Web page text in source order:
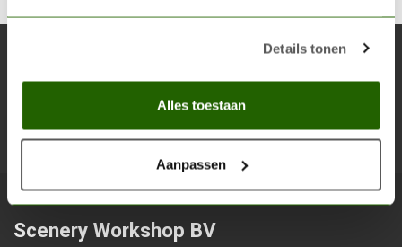
Details tonen
Alles toestaan
Aanpassen
Blijf op de hoogte over onze laatste acties
Scenery Workshop BV